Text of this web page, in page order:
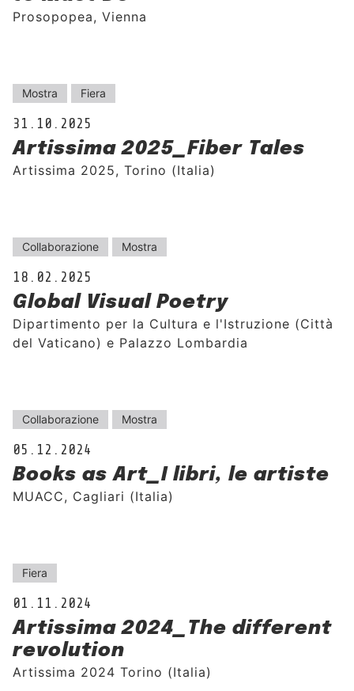
Prosopopea, Vienna
Mostra Fiera
31.10.2025
Artissima 2025_Fiber Tales
Artissima 2025, Torino (Italia)
Collaborazione Mostra
18.02.2025
Global Visual Poetry
Dipartimento per la Cultura e l'Istruzione (Città
del Vaticano) e Palazzo Lombardia
Collaborazione Mostra
05.12.2024
Books as Art_I libri, le artiste
MUACC, Cagliari (Italia)
Fiera
01.11.2024
Artissima 2024_The different
revolution
Artissima 2024 Torino (Italia)